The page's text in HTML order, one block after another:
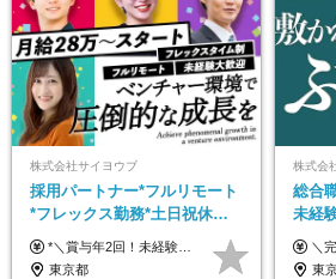
株式会社サイヨウブ
採用パートナー*フルリモート
*フレックス勤務*土日祝休み*
月給28万円～*産育休取得実績
あり*年間休日120日
*＼賞与年2回！未経験から月給28万円スタート／* ★昇給年12回あり！随時昇給のチャンス ◆月給28万～40万円＋賞与年2回＋各種インセンティブ ※経験・スキルを考慮の上、決定します ※試用期間6ヶ月間あり（期間中は月給26万円～になります。その他待遇等に差異はありません） ※月給には月35時間分の固定残業代含む（月5万4800円/超過分別途支給） ※ほとんどのメンバーが残業ゼロです！フレックスタイム制のため、自分の生活に合わせて調整できます。 ＼希望性で土曜日出勤あり／ お客様より「土曜日に応募者の対応をしてほしい」という ご要望を受けた際に、応募者対応⇒求職者との メッセージのやり取りなど、対応が発生する場合があります。 ※土曜日に出勤いただく場合は ・2時間稼働：4500円 ・4時間稼働：9000円 の給与が発生。勤務時間が4時間超えることは原則ありません。 短期間で高い給与をGETできるチャンスです♪
東京都
株式会
総合
未経
歴不
＼完全未経験でも安心して年収UP可能です！／
東京都_神奈川県_埼玉県_千葉県_大阪府_愛知県_北海道_青森